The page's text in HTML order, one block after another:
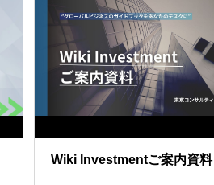
Wiki Investmentご案内資料